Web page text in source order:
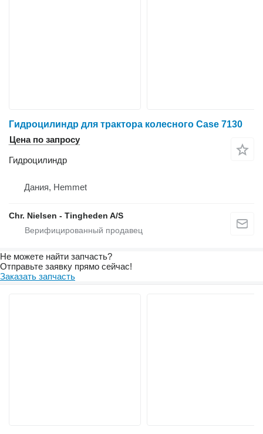
Гидроцилиндр для трактора колесного Case 7130
Цена по запросу
Гидроцилиндр
Дания, Hemmet
Chr. Nielsen - Tingheden A/S
Не можете найти запчасть?
Отправьте заявку прямо сейчас!
Заказать запчасть